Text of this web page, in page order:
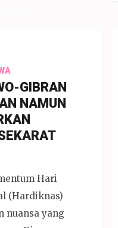
GIBRAN
NAMUN
Hari
(Hardiknas)
nuansa yang